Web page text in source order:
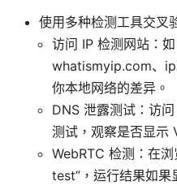
使用多种检测工具交叉
访问 IP 检测网站：
whatismyip.com、
你本地网络的差异。
DNS 泄露测试：访
测试，观察是否显示
WebRTC 检测：在
test”，运行结果如果